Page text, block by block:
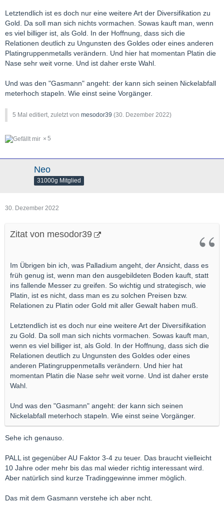
Letztendlich ist es doch nur eine weitere Art der Diversifikation zu
Gold. Da soll man sich nichts vormachen. Sowas kauft man, wenn
es viel billiger ist, als Gold. In der Hoffnung, dass sich die
Relationen deutlich zu Ungunsten des Goldes oder eines anderen
Platingruppenmetalls verändern. Und hier hat momentan Platin die
Nase sehr weit vorne. Und ist daher erste Wahl.
Und was den "Gasmann" angeht: der kann sich seinen Nickelabfall
meterhoch stapeln. Wie einst seine Vorgänger.
5 Mal editiert, zuletzt von mesodor39 (30. Dezember 2022)
5
Neo
31000g Mitglied
30. Dezember 2022
Zitat von mesodor39
Im Übrigen bin ich, was Palladium angeht, der Ansicht, dass es
früh genug ist, wenn man den ausgebildeten Boden kauft, statt
ins fallende Messer zu greifen. So wichtig und strategisch, wie
Platin, ist es nicht, dass man es zu solchen Preisen bzw.
Relationen zu Platin oder Gold mit aller Gewalt haben muß.
Letztendlich ist es doch nur eine weitere Art der Diversifikation
zu Gold. Da soll man sich nichts vormachen. Sowas kauft man,
wenn es viel billiger ist, als Gold. In der Hoffnung, dass sich die
Relationen deutlich zu Ungunsten des Goldes oder eines
anderen Platingruppenmetalls verändern. Und hier hat
momentan Platin die Nase sehr weit vorne. Und ist daher erste
Wahl.
Und was den "Gasmann" angeht: der kann sich seinen
Nickelabfall meterhoch stapeln. Wie einst seine Vorgänger.
Sehe ich genauso.
PALL ist gegenüber AU Faktor 3-4 zu teuer. Das braucht vielleicht
10 Jahre oder mehr bis das mal wieder richtig interessant wird.
Aber natürlich sind kurze Tradinggewinne immer möglich.
Das mit dem Gasmann verstehe ich aber ncht.